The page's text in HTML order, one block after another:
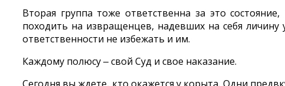
Вторая группа тоже ответственна за это
походить на извращенцев, надевших на себя
ответственности не избежать и им.
Каждому полюсу ‒ свой Суд и свое наказание.
Сегодня вы ждете, кто окажется у корыта. Одни